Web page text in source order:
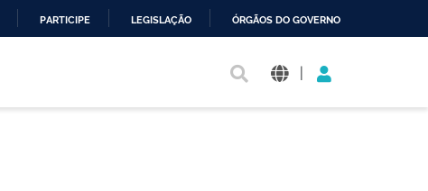
PARTICIPE LEGISLAÇÃO ÓRGÃOS DO GOVERNO
|